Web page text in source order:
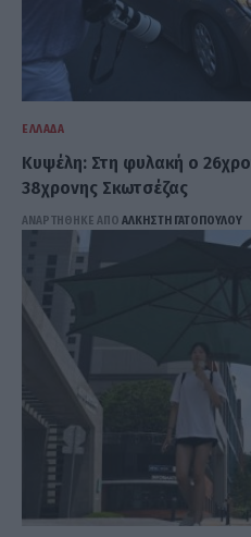
ΕΛΛΆΔΑ
Κυψέλη: Στη φυλακή ο
38χρονης Σκωτσέζας
ΑΝΑΡΤΗΘΗΚΕ ΑΠΟ ΆΛΚΗΣΤΗ ΓΑΤΟΠΟΎΛΟΥ